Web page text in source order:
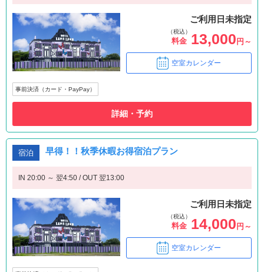
ご利用日未指定
（税込）
料金 13,000円～
空室カレンダー
事前決済（カード・PayPay）
詳細・予約
宿泊 早得！！秋季休暇お得宿泊プラン
IN 20:00 ～ 翌4:50 / OUT 翌13:00
ご利用日未指定
（税込）
料金 14,000円～
空室カレンダー